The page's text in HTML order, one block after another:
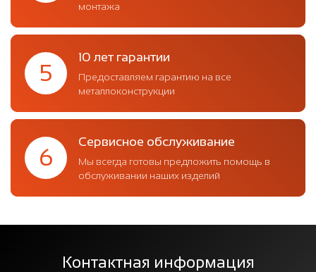
монтажа
5
10 лет гарантии
Предоставляем гарантию на все
металлоконструкции
6
Сервисное обслуживание
Мы всегда готовы предложить помощь в
обслуживании наших изделий
Контактная информация